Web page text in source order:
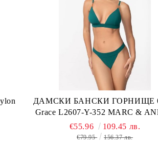
ДАМСКИ БАНСКИ ГОРНИЩЕ
Grace L2607-Y-352 MARC &
€55.96 109.45 лв.
€79.95 156.37 лв.